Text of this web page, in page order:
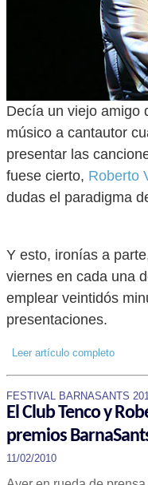
Decía un viejo amigo
músico a cantautor
presentar las
fuese cierto, Roberto
dudas el paradigma
Y esto, ironías a
viernes en cada una
emplear veintidós
presentaciones.
Leer artículo completo
FESTIVAL BARNASANTS
El Club Tenco y
premios
11/02/2010